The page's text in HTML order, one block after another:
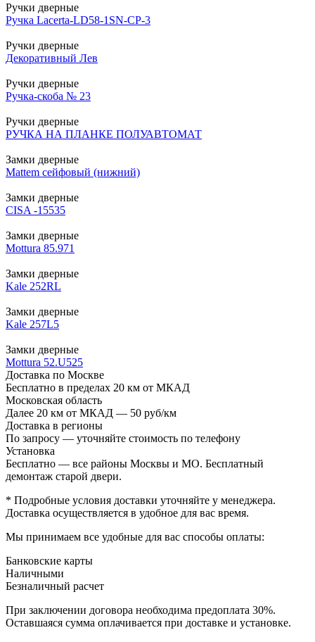
Ручки дверные
Ручка Lacerta-LD58-1SN-CP-3
Ручки дверные
Декоративный Лев
Ручки дверные
Ручка-скоба № 23
Ручки дверные
РУЧКА НА ПЛАНКЕ ПОЛУАВТОМАТ
Замки дверные
Mattem сейфовый (нижний)
Замки дверные
CISA -15535
Замки дверные
Mottura 85.971
Замки дверные
Kale 252RL
Замки дверные
Kale 257L5
Замки дверные
Mottura 52.U525
Доставка по Москве
Бесплатно в пределах 20 км от МКАД
Московская область
Далее 20 км от МКАД — 50 руб/км
Доставка в регионы
По запросу — уточняйте стоимость по телефону
Установка
Бесплатно — все районы Москвы и МО. Бесплатный
демонтаж старой двери.
* Подробные условия доставки уточняйте у менеджера.
Доставка осуществляется в удобное для вас время.
Мы принимаем все удобные для вас способы оплаты:
Банковские карты
Наличными
Безналичный расчет
При заключении договора необходима предоплата 30%.
Оставшаяся сумма оплачивается при доставке и установке.